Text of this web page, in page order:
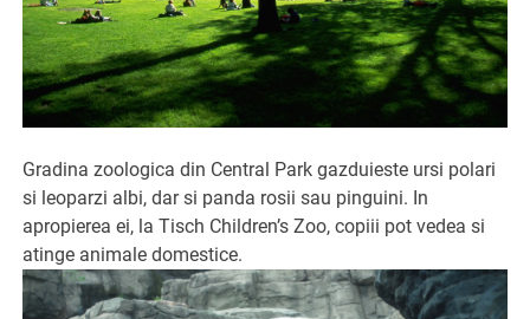
Gradina zoologica din Central Park gazduieste ursi polari
si leoparzi albi, dar si panda rosii sau pinguini. In
apropierea ei, la Tisch Children’s Zoo, copiii pot vedea si
atinge animale domestice.